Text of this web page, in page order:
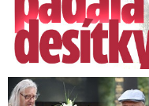
Speciální řečníci nad